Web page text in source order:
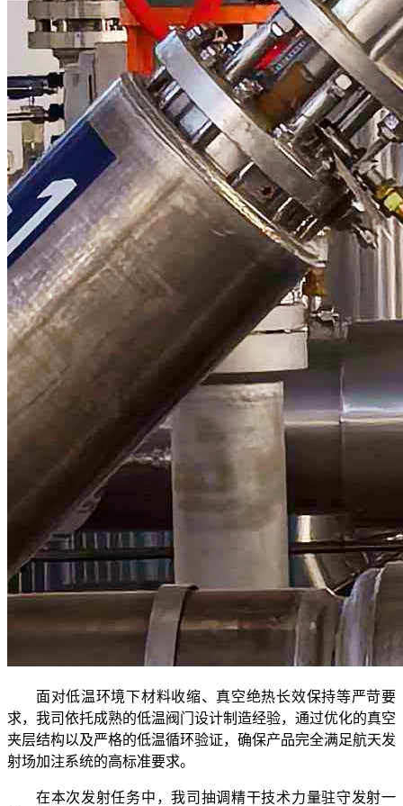
面对低温环境下材料收缩、真空绝热长效保持等严苛要
求，我司依托成熟的低温阀门设计制造经验，通过优化的真空
夹层结构以及严格的低温循环验证，确保产品完全满足航天发
射场加注系统的高标准要求。
在本次发射任务中，我司抽调精干技术力量驻守发射一